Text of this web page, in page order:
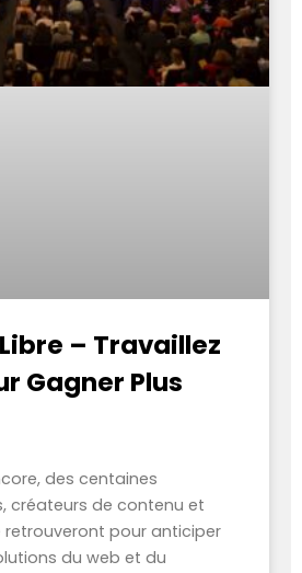
– Travaillez
Gagner Plus
des centaines
créateurs de contenu et
retrouveront pour anticiper
du web et du